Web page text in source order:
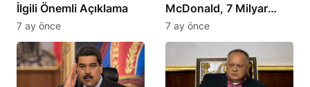
İlgili Önemli Açıklama
7 ay önce
McDonald, 7 Milyar
Dolar Zararda
7 ay önce